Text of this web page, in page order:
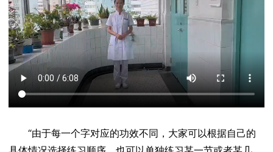
“由于每一个字对应的功效不同，大家可以根据自己的